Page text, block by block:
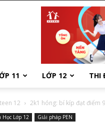
11 LỚP 12 THI
12 2k1 hóng: bí kíp đạt điểm
Học Lớp 12 Giải pháp PEN